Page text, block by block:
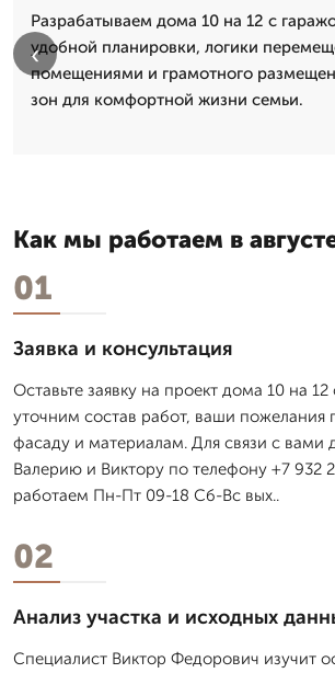
Разрабатываем дома 10 на 12 с
удобной планировки, логики
помещениями и грамотного
зон для комфортной жизни семьи.
‹
Как мы работаем в
01
Заявка и консультация
Оставьте заявку на проект дома 10 на
уточним состав работ, ваши пожелания
фасаду и материалам. Для связи с вами
Валерию и Виктору по телефону +7 932
работаем Пн-Пт 09-18 Сб-Вс вых..
02
Анализ участка и исходных
Специалист Виктор Федорович изучит